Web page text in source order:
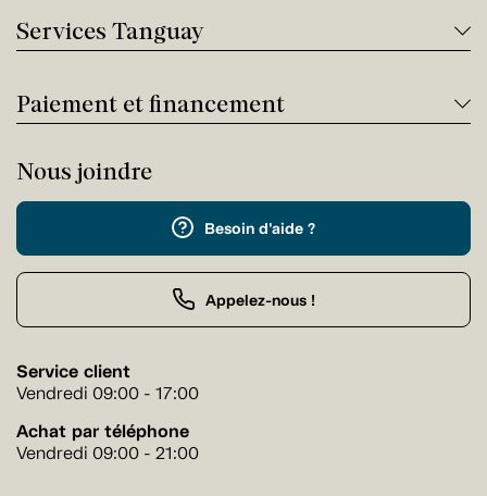
Services Tanguay
Paiement et financement
Nous joindre
Besoin d'aide ?
Appelez-nous !
Service client
Vendredi 09:00 - 17:00
Achat par téléphone
Vendredi 09:00 - 21:00